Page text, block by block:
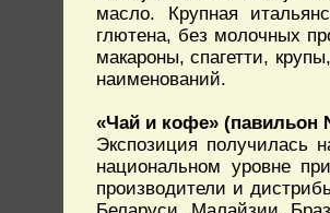
масло. Крупная
глютена, без молочных
макароны, спагетти,
наименований.
«Чай и кофе» (павильон
Экспозиция получилась
национальном уровне
производители и